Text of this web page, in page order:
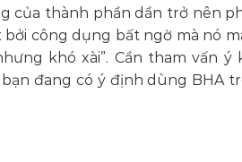
của thành phần dần trở nên
công dụng bất ngờ mà nó
khó xài”. Cần tham vấn ý
đang có ý định dùng BHA